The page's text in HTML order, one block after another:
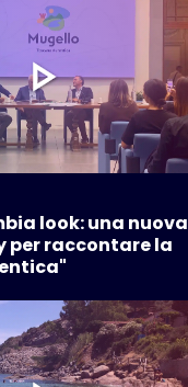
look: una nuova
per raccontare la